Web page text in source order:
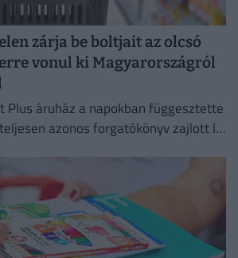
zárja be boltjait az olcsó
vonul ki Magyarországról
Plus áruház a napokban függesztette
azonos forgatókönyv zajlott le